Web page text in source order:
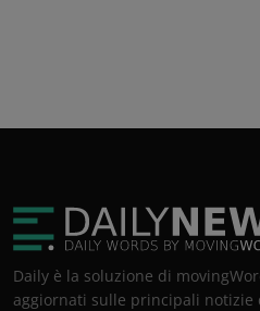
Daily è la soluzione di
aggiornati sulle principali notizie